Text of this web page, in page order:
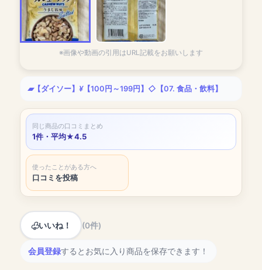
※画像や動画の引用はURL記載をお願いします
【ダイソー】 【100円～199円】 【07. 食品・飲料】
同じ商品の口コミまとめ
1件・平均★4.5
使ったことがある方へ
口コミを投稿
いいね！ (0件)
会員登録するとお気に入り商品を保存できます！